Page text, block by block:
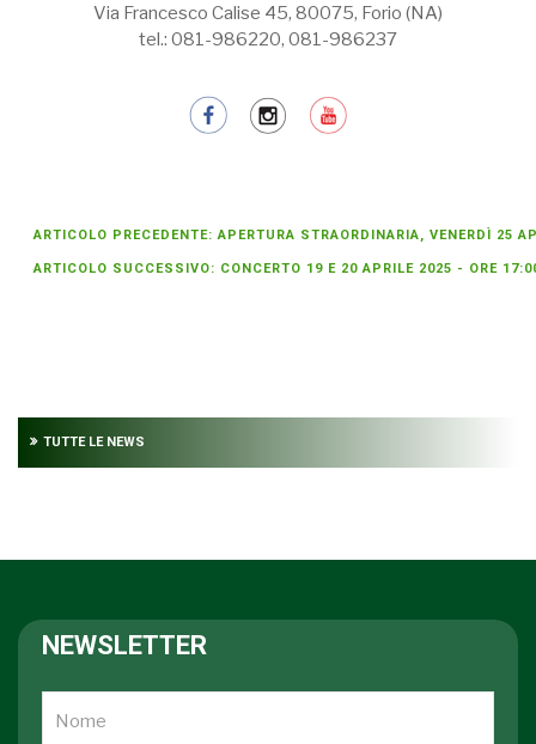
Via Francesco Calise 45, 80075, Forio (NA)
tel.: 081-986220, 081-986237
ARTICOLO PRECEDENTE: APERTURA STRAORDINARIA, VENERDÌ 25
ARTICOLO SUCCESSIVO: CONCERTO 19 E 20 APRILE 2025 - ORE
TUTTE LE NEWS
NEWSLETTER